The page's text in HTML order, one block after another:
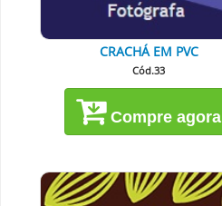
CRACHÁ EM PVC
Cód.33
Compre agora